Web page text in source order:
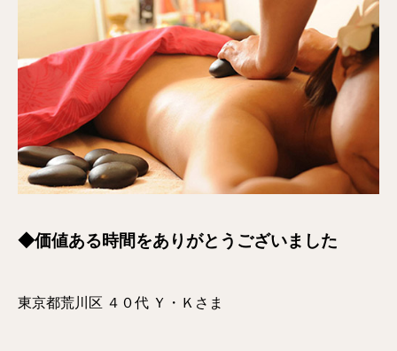
◆価値ある時間をありがとうございました
東京都荒川区 ４０代 Ｙ・Ｋさま